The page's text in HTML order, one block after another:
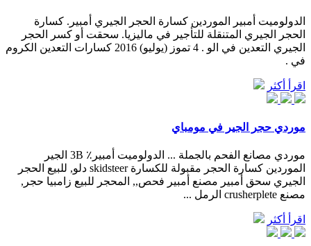
الدولوميت أمبير الموردين كسارة الحجر الجيري أمبير. كسارة
الحجر الجيري المتنقلة للتأجير في ماليزيا. سحقت أو كسر الحجر
الجيري التعدين في الو . 4 تموز (يوليو) 2016 كسارات التعدين الكروم
في .
اقرأ أكثر
موردي حجر الجير في مومباي
موردي مصانع الفحم بالجملة ... الدولوميت أمبير٪ 3B الجير
الموردين كسارة الحجر مقبولة للكسارة skidsteer دلو, للبيع الحجر
الجيري سحق أمبير مصنع أمبير فحص,, المحجر للبيع زامبيا حجر,
مصنع crusherplete الرمل ...
اقرأ أكثر